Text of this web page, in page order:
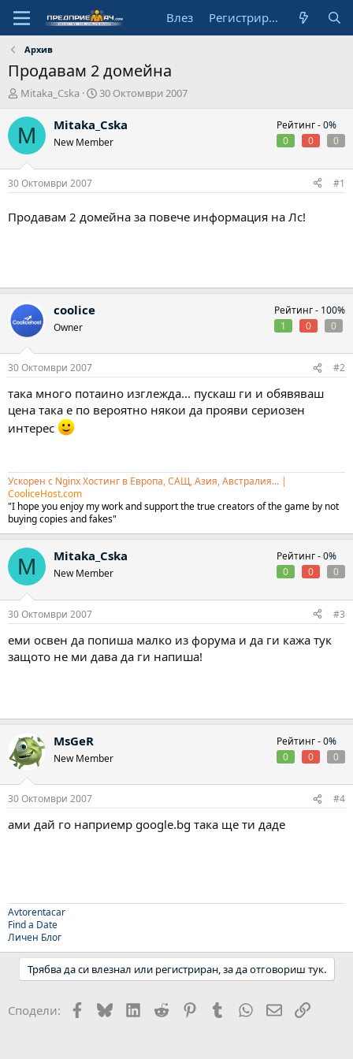
Влез Регистрирай се
Архив
Продавам 2 домейна
А
т
о
Mitaka_Cska
Н
ч
а
л
д
т
30 Октомври 2007
M Mitaka_Cska
New Member
Рейтинг -0%
0
0 0
30 Октомври 2007 #1
Продавам 2 домейна за повече информация на Лс!
coolice
Owner
Рейтинг - 100%
1
0 0
30 Октомври 2007 #2
така много потаино изглежда... пускаш ги и обявяваш
цена така е по вероятно някои да прояви сериозен
интерес
Ускорен с Nginx Хостинг в Европа, САЩ, Азия, Австралия... |
CooliceHost.com
"I hope you enjoy my work and support the true creators of the game by not
buying copies and fakes"
M Mitaka_Cska
New Member
Рейтинг -0%
0
0 0
30 Октомври 2007 #3
еми освен да попиша малко из форума и да ги кажа тук
защото не ми дава да ги напиша!
MsGeR
New Member
Рейтинг -0%
0
0 0
30 Октомври 2007 #4
ами дай го наприемр google.bg така ще ти даде
Avtorentacar
Find a Date
Личен Блог
Трябва да си влезнал или регистриран, за да отговориш тук.
Сподели: Facebook
BlueskyLinkedIn
Reddit PinterestTumblr WhatsApp
EmailLink